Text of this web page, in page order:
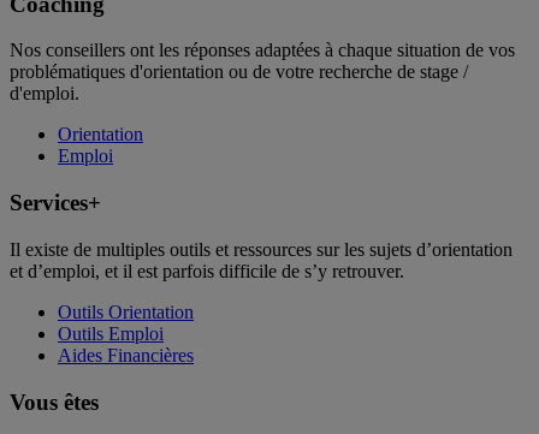
Nos conseillers ont les réponses adaptées à chaque situation de vos
problématiques d'orientation ou de votre recherche de stage /
d'emploi.
Orientation
Emploi
Services+
Il existe de multiples outils et ressources sur les sujets d’orientation
et d’emploi, et il est parfois difficile de s’y retrouver.
Outils Orientation
Outils Emploi
Aides Financières
Vous êtes